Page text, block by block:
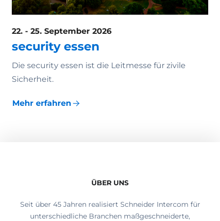
22. - 25. September 2026
security essen
Die security essen ist die Leitmesse für zivile
Sicherheit.
Mehr erfahren
ÜBER UNS
Seit über 45 Jahren realisiert Schneider Intercom für
unterschiedliche Branchen maßgeschneiderte,